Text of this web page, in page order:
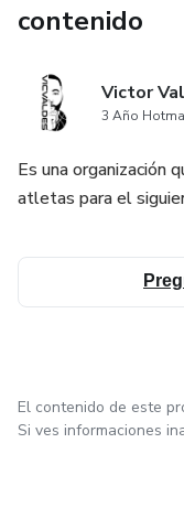
contenido
Victor
3 Año
Es una organización
atletas para el
El contenido de este
Si ves informaciones